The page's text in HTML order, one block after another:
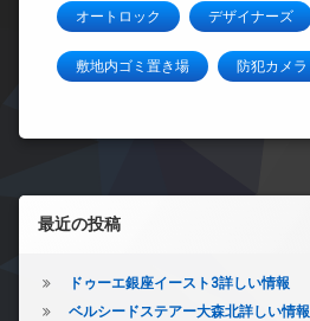
オートロック デザイナーズ
敷地内ゴミ置き場 防犯カメラ
左サイドバー
最近の投稿
ドゥーエ銀座イースト3詳しい情報
ベルシードステアー大森北詳しい情報